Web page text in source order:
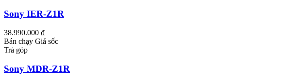
Sony IER-Z1R
38.990.000 ₫
Bán chạy Giá sốc
Trả góp
Sony MDR-Z1R